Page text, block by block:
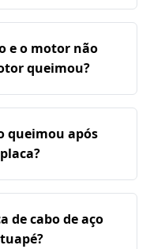
e o motor não
queimou?
queimou após
de cabo de aço